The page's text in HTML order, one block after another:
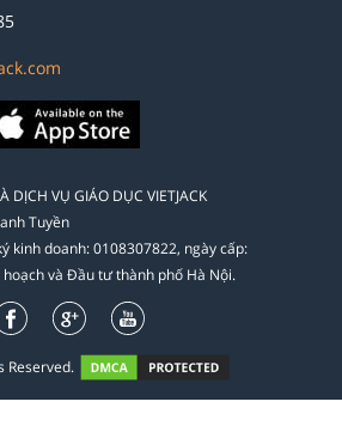
DỊCH VỤ GIÁO DỤC VIETJACK
Tuyền
kinh doanh: 0108307822, ngày cấp:
và Đầu tư thành phố Hà Nội.
Reserved.